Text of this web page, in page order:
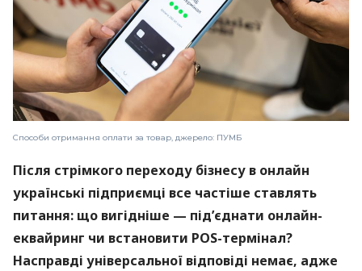
Способи отримання оплати за товар, джерело: ПУМБ
Після стрімкого переходу бізнесу в онлайн
українські підприємці все частіше ставлять
питання: що вигідніше — під’єднати онлайн-
еквайринг чи встановити POS-термінал?
Насправді універсальної відповіді немає, адже